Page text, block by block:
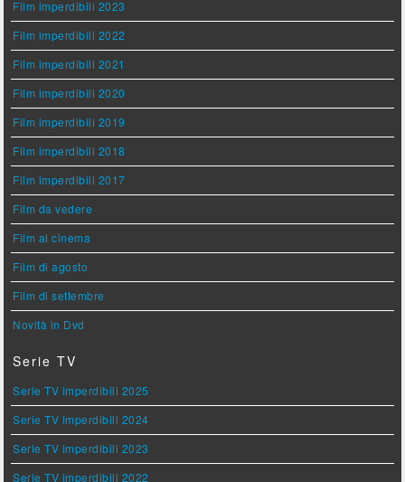
Film imperdibili 2023
Film imperdibili 2022
Film imperdibili 2021
Film imperdibili 2020
Film imperdibili 2019
Film imperdibili 2018
Film imperdibili 2017
Film da vedere
Film al cinema
Film di agosto
Film di settembre
Novità in Dvd
Serie TV
Serie TV imperdibili 2025
Serie TV imperdibili 2024
Serie TV imperdibili 2023
Serie TV imperdibili 2022